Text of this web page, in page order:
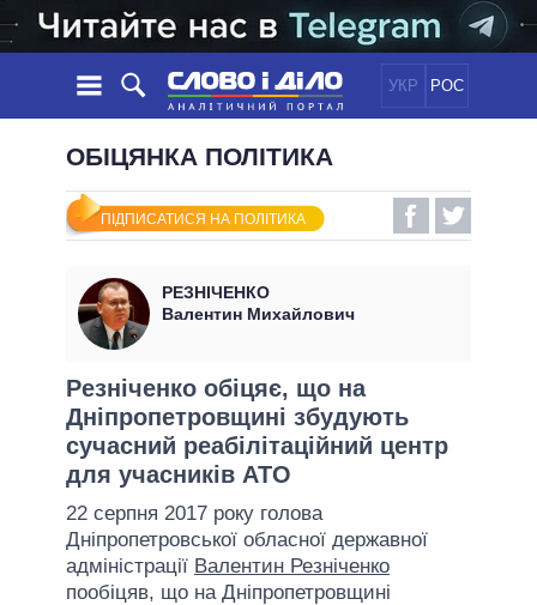
УКР РОС
НОВИНИ
СТРІЧКА
ПОДІЇ
СТАТТІ
ДУМКИ
ОГЛЯДИ
ДАЙДЖЕСТИ
ПОЛІТИКА
ЕКОНОМІКА
СВІТ
ОБIЦЯНКИ
УСІ ПОЛІТИКИ
ПРЕЗИДЕНТ І ОФІС
ВЕРХОВНА РАДА
КАБІНЕТ МІНІСТРІВ
ГОЛОВИ ОБЛАДМІНІСТРАЦІЙ
МЕРИ МІСТ
ВСІ ПЕРСОНИ
ІНФОГРАФІКА
ПІДТРИМАТИ
ПОРІВНЯННЯ ПОЛІТИКІВ
ОБІЦЯНКА ПОЛІТИКА
ПІДПИСАТИСЯ НА ПОЛІТИКА
РЕЗНІЧЕНКО
Валентин Михайлович
Резніченко обіцяє, що на
Дніпропетровщині збудують
сучасний реабілітаційний центр
для учасників АТО
22 серпня 2017 року голова
Дніпропетровської обласної державної
адміністрації Валентин Резніченко
пообіцяв, що на Дніпропетровщині